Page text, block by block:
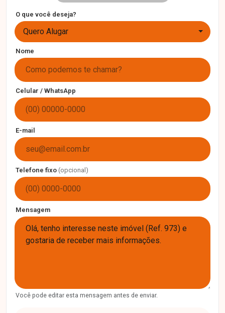
O que você deseja?
Quero Alugar
Nome
Celular / WhatsApp
E-mail
Telefone fixo (opcional)
Mensagem
Você pode editar esta mensagem antes de enviar.